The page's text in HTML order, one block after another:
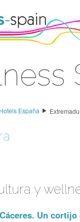
España
y
Un